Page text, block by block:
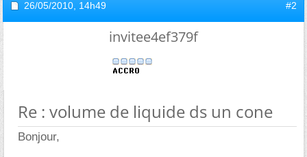
26/05/2010, 14h49 #2
invitee4ef379f
Re : volume de liquide ds un cone
Bonjour,